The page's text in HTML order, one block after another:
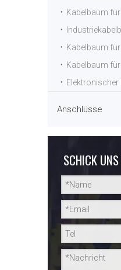
Kabelbaum
Kabelbaum
Elektronischer
Anschlüsse
SCHICK